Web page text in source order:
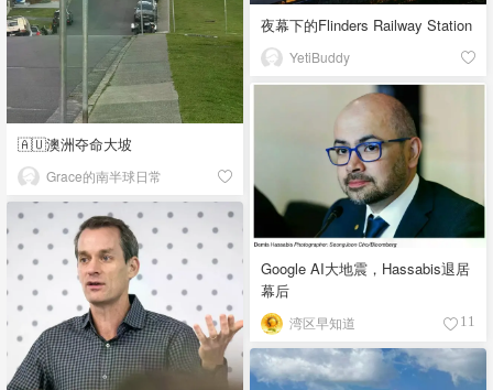
夜幕下的Flinders Railway Station
YetiBuddy
🇦🇺澳洲夺命大坡
Grace的南半球日常
Google AI大地震，Hassabis退居
幕后
湾区早知道 11